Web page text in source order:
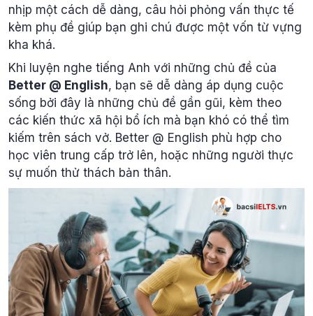
nhịp một cách dễ dàng, câu hỏi phỏng vấn thực tế
kèm phụ đề giúp bạn ghi chú được một vốn từ vựng
kha khá.
Khi luyện nghe tiếng Anh với những chủ đề của
Better @ English, bạn sẽ dễ dàng áp dụng cuộc
sống bởi đây là những chủ đề gần gũi, kèm theo
các kiến thức xã hội bổ ích mà bạn khó có thể tìm
kiếm trên sách vở. Better @ English phù hợp cho
học viên trung cấp trở lên, hoặc những người thực
sự muốn thử thách bản thân.